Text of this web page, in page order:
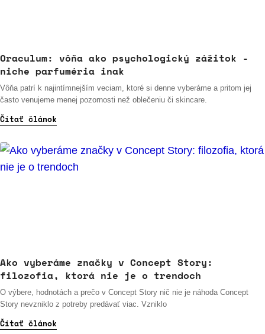
Oraculum: vôňa ako psychologický zážitok -
niche parfuméria inak
Vôňa patrí k najintímnejším veciam, ktoré si denne vyberáme a pritom jej
často venujeme menej pozornosti než oblečeniu či skincare.
Čítať článok
Ako vyberáme značky v Concept Story:
filozofia, ktorá nie je o trendoch
O výbere, hodnotách a prečo v Concept Story nič nie je náhoda Concept
Story nevzniklo z potreby predávať viac. Vzniklo
Čítať článok